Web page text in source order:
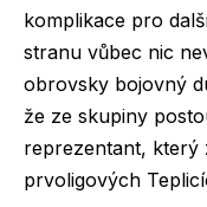
komplikace pro
stranu vůbec nic
obrovsky bojovný
že ze skupiny
reprezentant, který
prvoligových